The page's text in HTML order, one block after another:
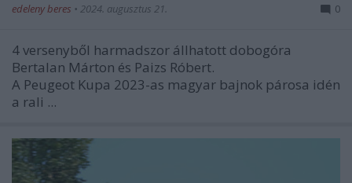
edeleny beres • 2024. augusztus 21. 0
4 versenyből harmadszor állhatott dobogóra
Bertalan Márton és Paizs Róbert.
A Peugeot Kupa 2023-as magyar bajnok párosa idén
a rali ...